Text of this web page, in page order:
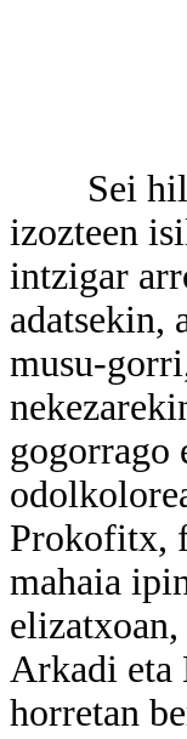
Sei
izozteen
intzigar
adatsekin,
musu-
gogorrago
Prokofitx,
mahaia
Arkadi eta
horretan